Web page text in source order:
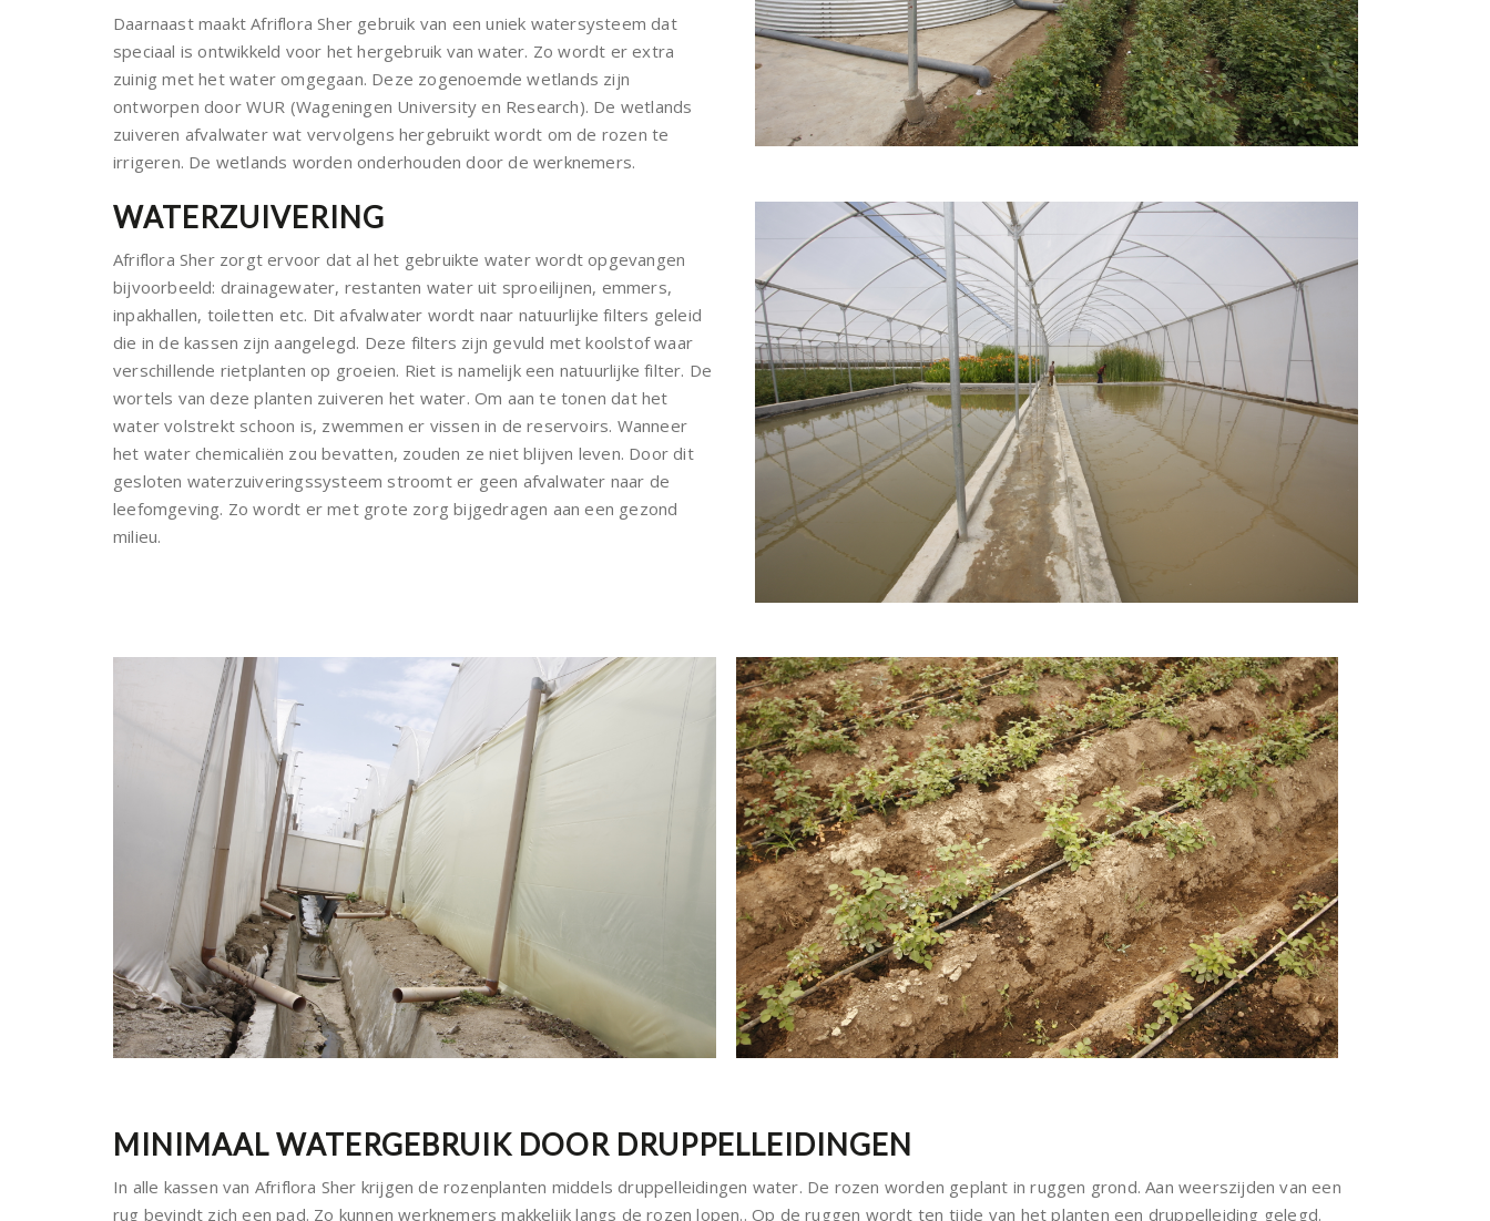
Daarnaast maakt Afriflora Sher gebruik van een uniek watersysteem dat
speciaal is ontwikkeld voor het hergebruik van water. Zo wordt er extra
zuinig met het water omgegaan. Deze zogenoemde wetlands zijn
ontworpen door WUR (Wageningen University en Research). De wetlands
zuiveren afvalwater wat vervolgens hergebruikt wordt om de rozen te
irrigeren. De wetlands worden onderhouden door de werknemers.
WATERZUIVERING
Afriflora Sher zorgt ervoor dat al het gebruikte water wordt opgevangen
bijvoorbeeld: drainagewater, restanten water uit sproeilijnen, emmers,
inpakhallen, toiletten etc. Dit afvalwater wordt naar natuurlijke filters geleid
die in de kassen zijn aangelegd. Deze filters zijn gevuld met koolstof waar
verschillende rietplanten op groeien. Riet is namelijk een natuurlijke filter. De
wortels van deze planten zuiveren het water. Om aan te tonen dat het
water volstrekt schoon is, zwemmen er vissen in de reservoirs. Wanneer
het water chemicaliën zou bevatten, zouden ze niet blijven leven. Door dit
gesloten waterzuiveringssysteem stroomt er geen afvalwater naar de
leefomgeving. Zo wordt er met grote zorg bijgedragen aan een gezond
milieu.
MINIMAAL WATERGEBRUIK DOOR DRUPPELLEIDINGEN
In alle kassen van Afriflora Sher krijgen de rozenplanten middels druppelleidingen water. De rozen worden geplant in ruggen grond. Aan weerszijden van een
rug bevindt zich een pad. Zo kunnen werknemers makkelijk langs de rozen lopen.. Op de ruggen wordt ten tijde van het planten een druppelleiding gelegd.